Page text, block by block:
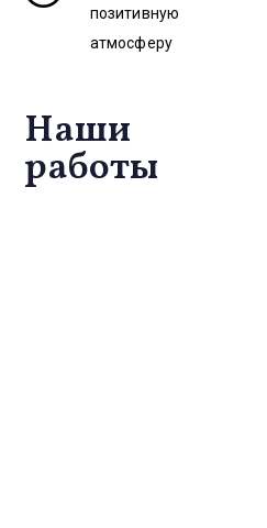
позитивную
атмосферу
Наши
работы